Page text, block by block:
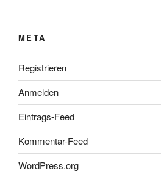
META
Registrieren
Anmelden
Eintrags-Feed
Kommentar-Feed
WordPress.org